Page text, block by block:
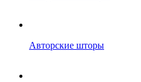
Авторские шторы